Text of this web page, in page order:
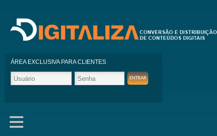
ÁREA EXCLUSIVA PARA CLIENTES